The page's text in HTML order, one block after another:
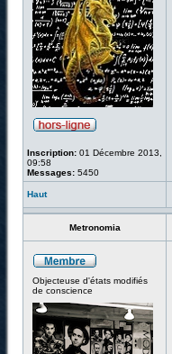
Inscription: 01 Décembre 2013,
09:58
Messages: 5450
Haut
Metronomia
Objecteuse d'états modifiés
de conscience